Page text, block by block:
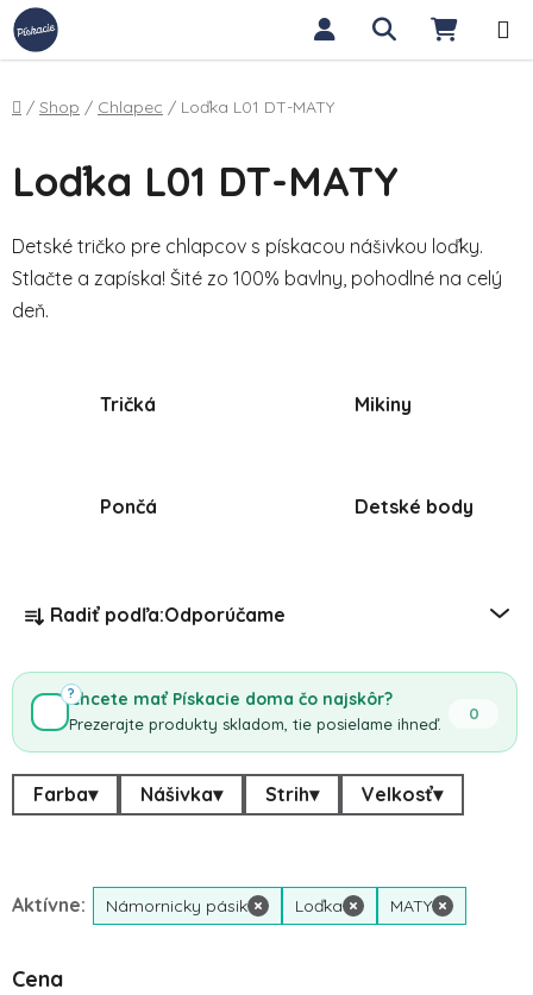
Prejsť na obsah Hľadať
Domov
/ Shop / Chlapec / Loďka L01 DT-MATY
Loďka L01 DT-MATY
Detské tričko pre chlapcov s pískacou nášivkou loďky.
Stlačte a zapíska! Šité zo 100% bavlny, pohodlné na celý
deň.
Tričká Mikiny
Pončá Detské body
Radenie produktov
Radiť podľa:Odporúčame
Chcete mať Pískacie doma čo najskôr?
Prezerajte produkty skladom, tie posielame ihneď.
0
?
Farba▾ Nášivka▾ Strih▾ Velkosť▾
Aktívne: Námornicky pásik × Loďka × MATY ×
Cena